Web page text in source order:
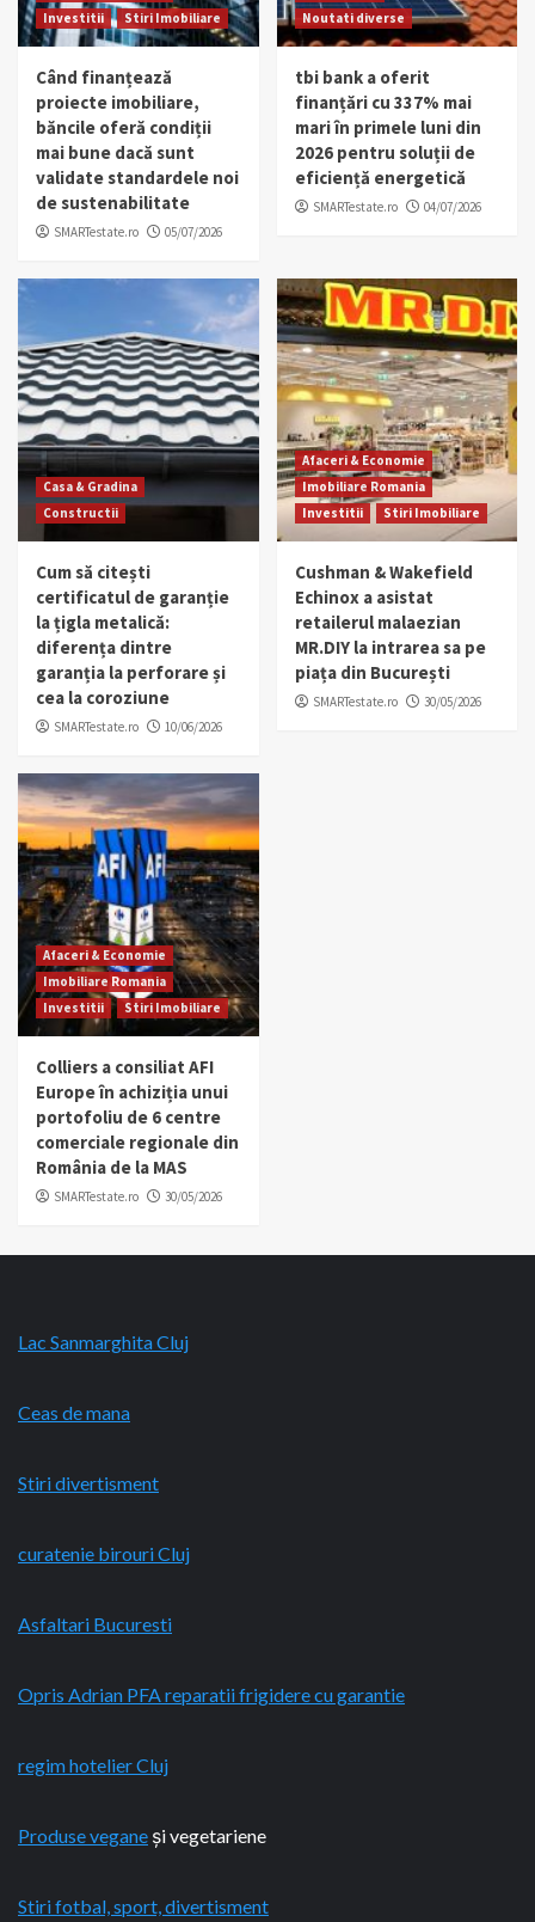
Investitii
Stiri Imobiliare
Când finanțează
proiecte imobiliare,
băncile oferă condiții
mai bune dacă sunt
validate standardele noi
de sustenabilitate
SMARTestate.ro 05/07/2026
Noutati diverse
tbi bank a oferit
finanțări cu 337% mai
mari în primele luni din
2026 pentru soluții de
eficiență energetică
SMARTestate.ro 04/07/2026
Casa & Gradina
Constructii
Cum să citești
certificatul de garanție
la țigla metalică:
diferența dintre
garanția la perforare și
cea la coroziune
SMARTestate.ro 10/06/2026
Afaceri & Economie
Imobiliare Romania
Investitii
Stiri Imobiliare
Cushman & Wakefield
Echinox a asistat
retailerul malaezian
MR.DIY la intrarea sa pe
piața din București
SMARTestate.ro 30/05/2026
Afaceri & Economie
Imobiliare Romania
Investitii
Stiri Imobiliare
Colliers a consiliat AFI
Europe în achiziția unui
portofoliu de 6 centre
comerciale regionale din
România de la MAS
SMARTestate.ro 30/05/2026
Lac Sanmarghita Cluj
Ceas de mana
Stiri divertisment
curatenie birouri Cluj
Asfaltari Bucuresti
Opris Adrian PFA reparatii frigidere cu garantie
regim hotelier Cluj
Produse vegane și vegetariene
Stiri fotbal, sport, divertisment